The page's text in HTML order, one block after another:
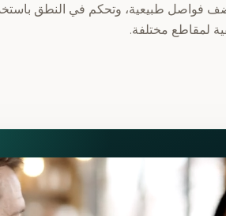
فواصل طبيعية، وتحكم في النطق
لمقاطع مختلفة.